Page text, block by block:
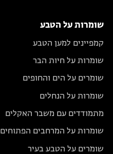
שומרות על הטבע
קמפיינים למען הטבע
שומרות על חיות הבר
שומרים על הים והחופים
שומרות על הנחלים
מתמודדים עם משבר האקלים
שומרות על המרחבים הפתוחים
שומרים על הטבע בעיר